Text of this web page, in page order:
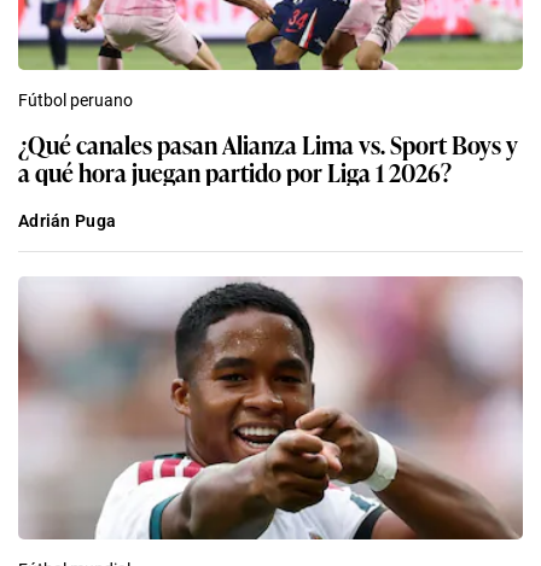
Fútbol peruano
¿Qué canales pasan Alianza Lima vs. Sport Boys y
a qué hora juegan partido por Liga 1 2026?
Adrián Puga